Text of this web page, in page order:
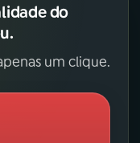
do
um clique.